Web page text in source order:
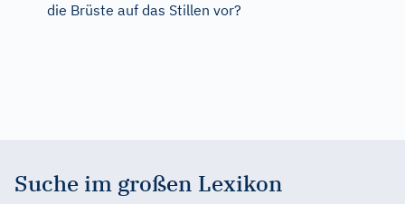
die Brüste auf das Stillen vor?
Suche im großen Lexikon